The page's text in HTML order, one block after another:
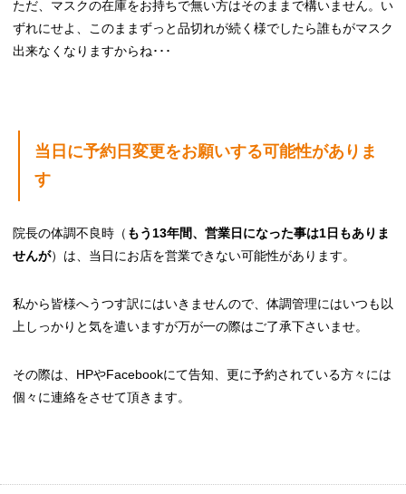
ただ、マスクの在庫をお持ちで無い方はそのままで構いません。い
ずれにせよ、このままずっと品切れが続く様でしたら誰もがマスク
出来なくなりますからね･･･
当日に予約日変更をお願いする可能性がありま
す
院長の体調不良時（ もう13年間、営業日になった事は1日もありま
せんが）は、当日にお店を営業できない可能性があります。
私から皆様へうつす訳にはいきませんので、体調管理にはいつも以
上しっかりと気を遣いますが万が一の際はご了承下さいませ。
その際は、HPやFacebookにて告知、更に予約されている方々には
個々に連絡をさせて頂きます。